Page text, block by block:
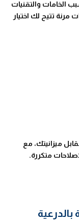
الخامات والتقنيات
تتيح لك اختيار
ميزانيتك، مع
متكررة.
بالدرعية